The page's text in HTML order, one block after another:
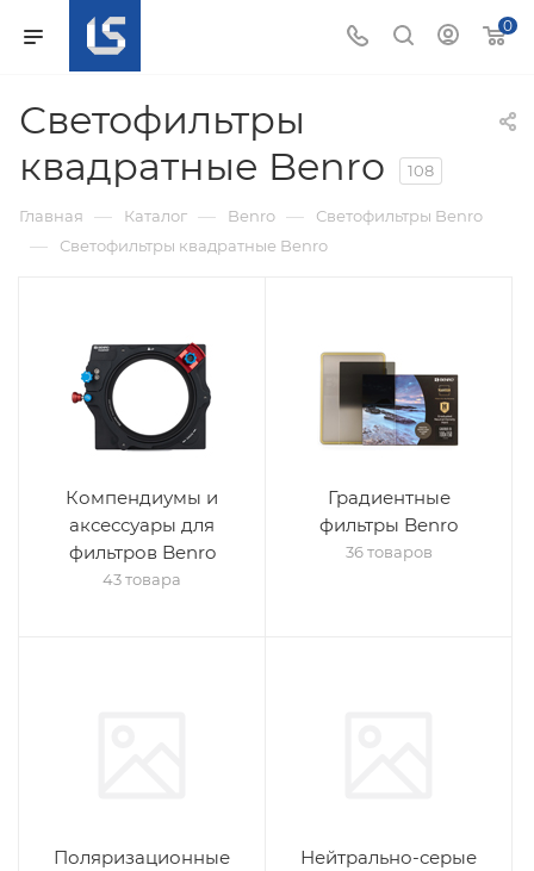
0
Светофильтры
квадратные Benro
108
Главная — Каталог — Benro — Светофильтры Benro
— Светофильтры квадратные Benro
Компендиумы и
аксессуары для
фильтров Benro
43 товара
Градиентные
фильтры Benro
36 товаров
Поляризационные
Нейтрально-серые